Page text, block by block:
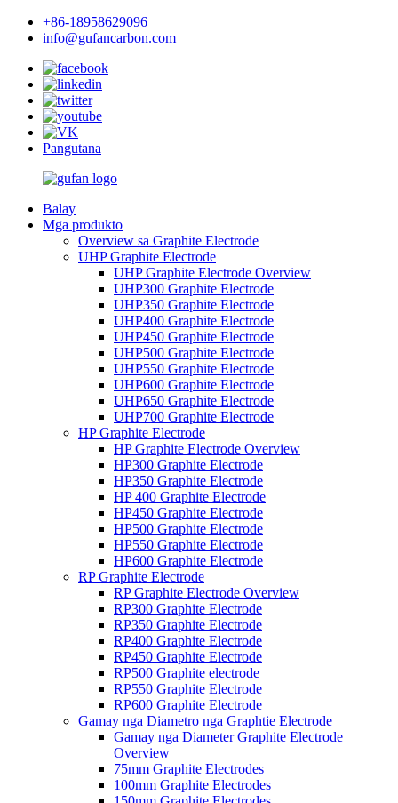
+86-18958629096
info@gufancarbon.com
Pangutana
Balay
Mga produkto
Overview sa Graphite Electrode
UHP Graphite Electrode
UHP Graphite Electrode Overview
UHP300 Graphite Electrode
UHP350 Graphite Electrode
UHP400 Graphite Electrode
UHP450 Graphite Electrode
UHP500 Graphite Electrode
UHP550 Graphite Electrode
UHP600 Graphite Electrode
UHP650 Graphite Electrode
UHP700 Graphite Electrode
HP Graphite Electrode
HP Graphite Electrode Overview
HP300 Graphite Electrode
HP350 Graphite Electrode
HP 400 Graphite Electrode
HP450 Graphite Electrode
HP500 Graphite Electrode
HP550 Graphite Electrode
HP600 Graphite Electrode
RP Graphite Electrode
RP Graphite Electrode Overview
RP300 Graphite Electrode
RP350 Graphite Electrode
RP400 Graphite Electrode
RP450 Graphite Electrode
RP500 Graphite electrode
RP550 Graphite Electrode
RP600 Graphite Electrode
Gamay nga Diametro nga Graphtie Electrode
Gamay nga Diameter Graphite Electrode
Overview
75mm Graphite Electrodes
100mm Graphite Electrodes